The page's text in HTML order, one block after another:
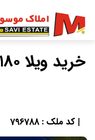
| کد ملک : 796788